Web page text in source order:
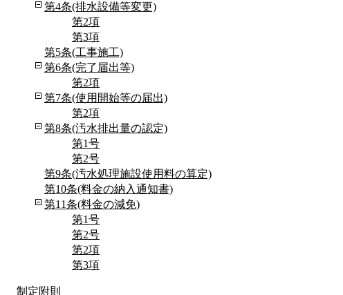
第4条(排水設備等変更)
第2項
第3項
第5条(工事施工)
第6条(完了届出等)
第2項
第7条(使用開始等の届出)
第2項
第8条(汚水排出量の認定)
第1号
第2号
第9条(汚水処理施設使用料の算定)
第10条(料金の納入通知書)
第11条(料金の減免)
第1号
第2号
第2項
第3項
制定附則